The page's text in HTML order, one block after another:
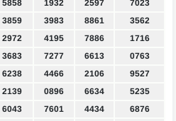
5858 1932 2597
7023
3859 3983 8861
3562
2972 4195 7886
1716
3683 7277 6613
0763
6238 4466 2106
9527
2139 0896 6634
5235
6043 7601 4434
6876